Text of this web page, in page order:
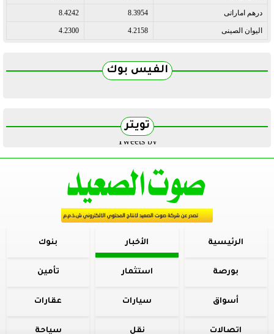
درهم اماراتى 8.3954
8.4242
اليوان الصينى 4.2158
4.2300
الفيس بوك
تويتر
Tweets by
الرئيسية الأخبار بنوك
بورصة استثمار تأمين
أسواق سيارات عقارات
اتصالات نقل سياحة